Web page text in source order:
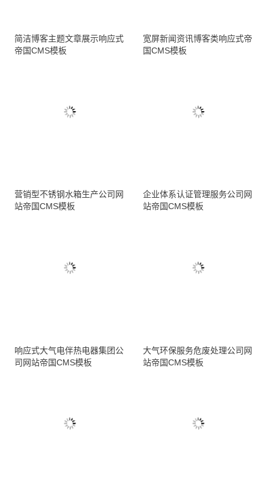
简洁博客主题文章展示响应式
帝国CMS模板
宽屏新闻资讯博客类响应式帝
国CMS模板
营销型不锈钢水箱生产公司网
站帝国CMS模板
企业体系认证管理服务公司网
站帝国CMS模板
响应式大气电伴热电器集团公
司网站帝国CMS模板
大气环保服务危废处理公司网
站帝国CMS模板